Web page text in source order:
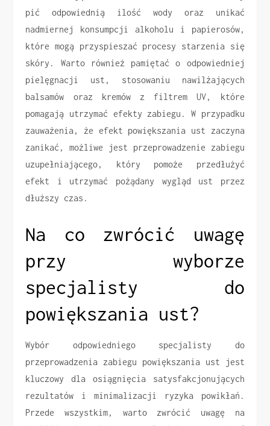
pić odpowiednią ilość wody oraz unikać
nadmiernej konsumpcji alkoholu i papierosów,
które mogą przyspieszać procesy starzenia się
skóry. Warto również pamiętać o odpowiedniej
pielęgnacji ust, stosowaniu nawilżających
balsamów oraz kremów z filtrem UV, które
pomagają utrzymać efekty zabiegu. W przypadku
zauważenia, że efekt powiększania ust zaczyna
zanikać, możliwe jest przeprowadzenie zabiegu
uzupełniającego, który pomoże przedłużyć
efekt i utrzymać pożądany wygląd ust przez
dłuższy czas.
Na co zwrócić uwagę
przy wyborze
specjalisty do
powiększania ust?
Wybór odpowiedniego specjalisty do
przeprowadzenia zabiegu powiększania ust jest
kluczowy dla osiągnięcia satysfakcjonujących
rezultatów i minimalizacji ryzyka powikłań.
Przede wszystkim, warto zwrócić uwagę na